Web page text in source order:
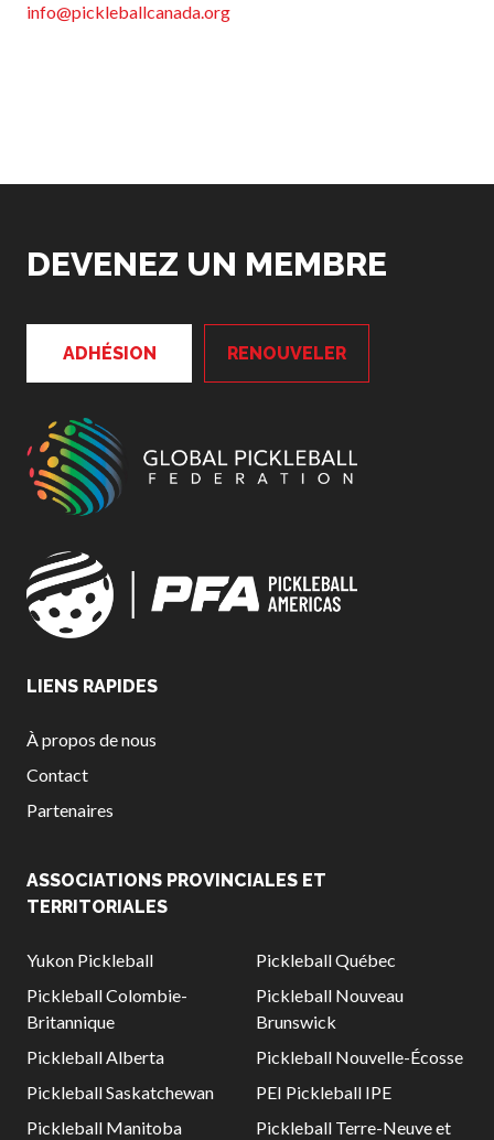
info@pickleballcanada.org
DEVENEZ UN MEMBRE
ADHÉSION RENOUVELER
LIENS RAPIDES
À propos de nous
Contact
Partenaires
ASSOCIATIONS PROVINCIALES ET
TERRITORIALES
Yukon Pickleball
Pickleball Québec
Pickleball Colombie-
Britannique
Pickleball Nouveau
Brunswick
Pickleball Alberta
Pickleball Nouvelle-Écosse
Pickleball Saskatchewan
PEI Pickleball IPE
Pickleball Manitoba
Pickleball Terre-Neuve et